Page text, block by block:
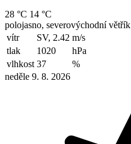
28 °C 14 °C
polojasno, severovýchodní větřík
vítr
SV, 2.42 m/s
tlak
1020
hPa
vlhkost 37
%
neděle 9. 8. 2026